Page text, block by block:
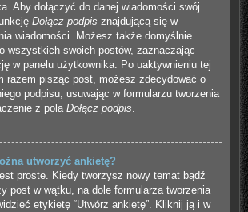
Aby dołączyć do danej wiadomości swój
Dołącz podpis znajdującą się w
wiadomości. Możesz także domyślnie
wszystkich swoich postów, zaznaczając
w panelu użytkownika. Po uaktywnieniu tej
razem pisząc post, możesz zdecydować o
podpisu, usuwając w formularzu tworzenia
z pola Dołącz podpis.
utworzyć ankietę?
proste. Kiedy tworzysz nowy temat bądź
post w wątku, na dole formularza tworzenia
etykietę “Utwórz ankietę”. Kliknij ją i w